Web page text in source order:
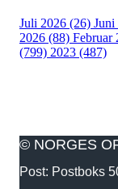
Juli 2026 (26) Juni
2026 (88) Februar
(799) 2023 (487)
© NORGES
Post: Postboks